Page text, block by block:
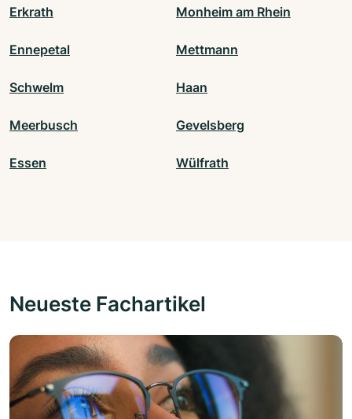
Erkrath Monheim am Rhein
Ennepetal Mettmann
Schwelm Haan
Meerbusch Gevelsberg
Essen Wülfrath
Neueste Fachartikel